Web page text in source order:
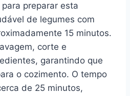
preparar esta
de legumes com
15 minutos.
corte e
garantindo que
o cozimento. O tempo
de 25 minutos,